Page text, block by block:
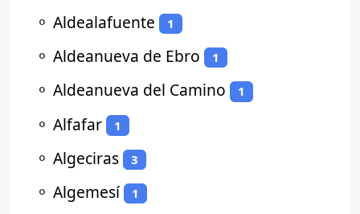
⚬ Aldealafuente 1
⚬ Aldeanueva de Ebro 1
⚬ Aldeanueva del Camino 1
⚬ Alfafar 1
⚬ Algeciras 3
⚬ Algemesí 1